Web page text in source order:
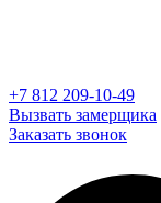
+7 812 209-10-49
Вызвать замерщика
Заказать звонок